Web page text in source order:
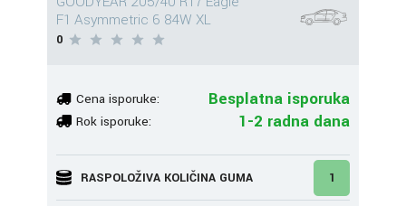
F1 Asymmetric 6 84W XL
0
Cena isporuke: Besplatna isporuka
Rok isporuke: 1-2 radna dana
RASPOLOŽIVA KOLIČINA GUMA 1